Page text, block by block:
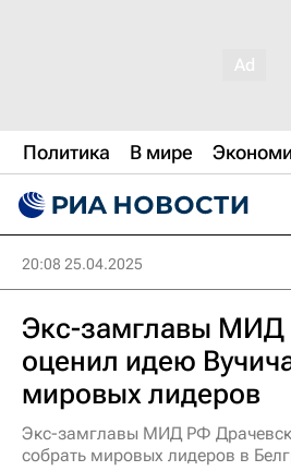
Политика В мире
20:08 25.04.2025
Экс-замглавы МИД
оценил идею
мировых лидеров
Экс-замглавы МИД РФ
собрать мировых лидеров в